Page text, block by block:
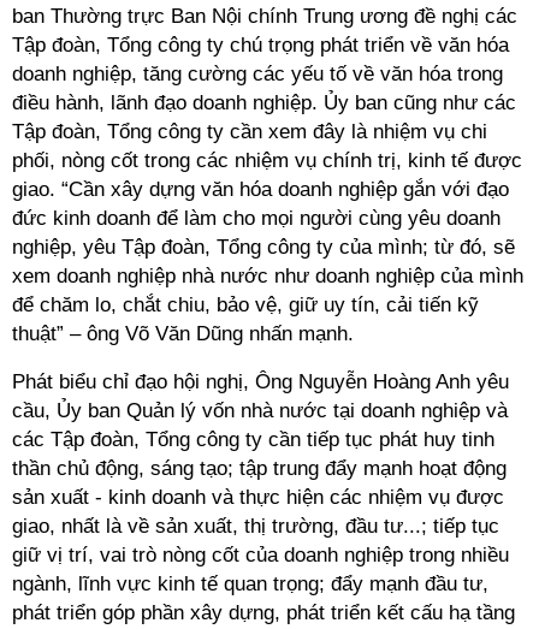
ban Thường trực Ban Nội chính Trung ương đề nghị các
Tập đoàn, Tổng công ty chú trọng phát triển về văn hóa
doanh nghiệp, tăng cường các yếu tố về văn hóa trong
điều hành, lãnh đạo doanh nghiệp. Ủy ban cũng như các
Tập đoàn, Tổng công ty cần xem đây là nhiệm vụ chi
phối, nòng cốt trong các nhiệm vụ chính trị, kinh tế được
giao. “Cần xây dựng văn hóa doanh nghiệp gắn với đạo
đức kinh doanh để làm cho mọi người cùng yêu doanh
nghiệp, yêu Tập đoàn, Tổng công ty của mình; từ đó, sẽ
xem doanh nghiệp nhà nước như doanh nghiệp của mình
để chăm lo, chắt chiu, bảo vệ, giữ uy tín, cải tiến kỹ
thuật” – ông Võ Văn Dũng nhấn mạnh.
Phát biểu chỉ đạo hội nghị, Ông Nguyễn Hoàng Anh yêu
cầu, Ủy ban Quản lý vốn nhà nước tại doanh nghiệp và
các Tập đoàn, Tổng công ty cần tiếp tục phát huy tinh
thần chủ động, sáng tạo; tập trung đẩy mạnh hoạt động
sản xuất - kinh doanh và thực hiện các nhiệm vụ được
giao, nhất là về sản xuất, thị trường, đầu tư...; tiếp tục
giữ vị trí, vai trò nòng cốt của doanh nghiệp trong nhiều
ngành, lĩnh vực kinh tế quan trọng; đẩy mạnh đầu tư,
phát triển góp phần xây dựng, phát triển kết cấu hạ tầng